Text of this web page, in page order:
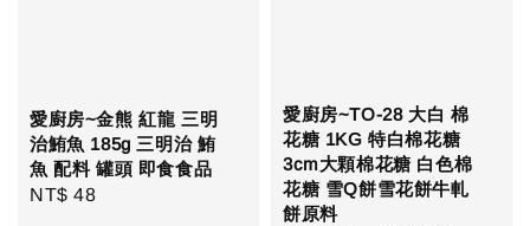
愛廚房~金熊 紅龍 三明
治鮪魚 185g 三明治 鮪
魚 配料 罐頭 即食食品
Regular
NT$ 48
愛廚房~TO-28 大白 棉
花糖 1KG 特白棉花糖
3cm大顆棉花糖 白色棉
花糖 雪Q餅雪花餅牛軋
餅原料